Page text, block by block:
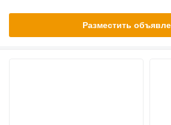
Разместить